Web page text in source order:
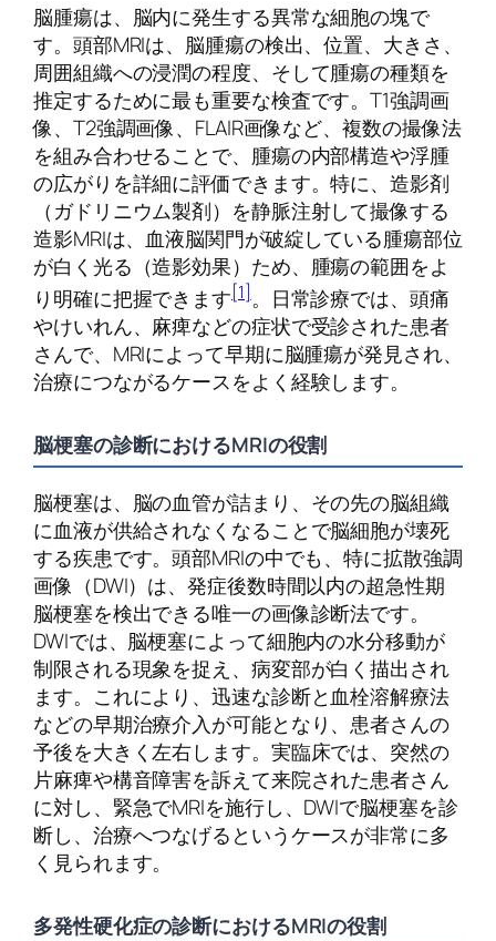
脳腫瘍は、脳内に発生する異常な細胞の塊で
す。頭部MRIは、脳腫瘍の検出、位置、大きさ、
周囲組織への浸潤の程度、そして腫瘍の種類を
推定するために最も重要な検査です。T1強調画
像、T2強調画像、FLAIR画像など、複数の撮像法
を組み合わせることで、腫瘍の内部構造や浮腫
の広がりを詳細に評価できます。特に、造影剤
（ガドリニウム製剤）を静脈注射して撮像する
造影MRIは、血液脳関門が破綻している腫瘍部位
が白く光る（造影効果）ため、腫瘍の範囲をよ
り明確に把握できます[1]。日常診療では、頭痛
やけいれん、麻痺などの症状で受診された患者
さんで、MRIによって早期に脳腫瘍が発見され、
治療につながるケースをよく経験します。
脳梗塞の診断におけるMRIの役割
脳梗塞は、脳の血管が詰まり、その先の脳組織
に血液が供給されなくなることで脳細胞が壊死
する疾患です。頭部MRIの中でも、特に拡散強調
画像（DWI）は、発症後数時間以内の超急性期
脳梗塞を検出できる唯一の画像診断法です。
DWIでは、脳梗塞によって細胞内の水分移動が
制限される現象を捉え、病変部が白く描出され
ます。これにより、迅速な診断と血栓溶解療法
などの早期治療介入が可能となり、患者さんの
予後を大きく左右します。実臨床では、突然の
片麻痺や構音障害を訴えて来院された患者さん
に対し、緊急でMRIを施行し、DWIで脳梗塞を診
断し、治療へつなげるというケースが非常に多
く見られます。
多発性硬化症の診断におけるMRIの役割